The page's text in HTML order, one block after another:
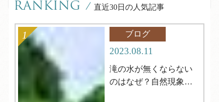
RANKING / 直近30日の人気記事
ブログ
2023.08.11
滝の水が無くならない
のはなぜ？自然現象解